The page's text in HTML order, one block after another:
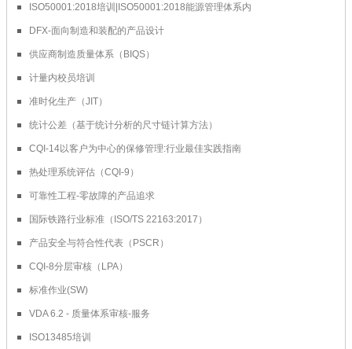
ISO50001:2018培训|ISO50001:2018能源管理体系内
DFX-面向制造和装配的产品设计
供应商制造质量体系（BIQS）
计量内校员培训
准时化生产（JIT）
统计公差（基于统计分析的尺寸链计算方法）
CQI-14以客户为中心的保修管理:行业最佳实践指南
热处理系统评估（CQI-9）
可靠性工程-零故障的产品追求
国际铁路行业标准（ISO/TS 22163:2017）
产品安全与符合性代表（PSCR）
CQI-8分层审核（LPA）
标准作业(SW)
VDA 6.2 - 质量体系审核-服务
ISO13485培训